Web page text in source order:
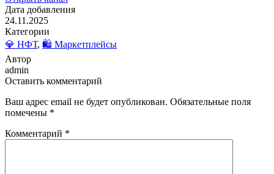
Дата добавления
24.11.2025
Категории
💎 НФТ, 🛍️ Маркетплейсы
Автор
admin
Оставить комментарий
Ваш адрес email не будет опубликован. Обязательные поля
помечены *
Комментарий *